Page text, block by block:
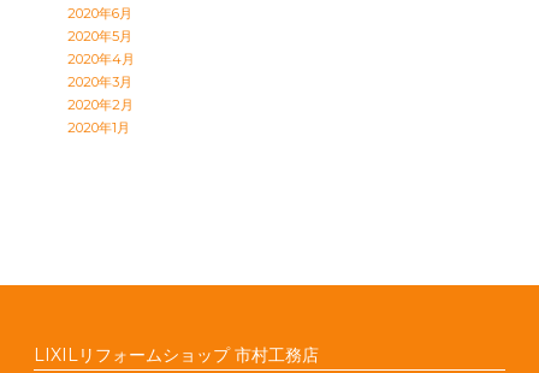
2020年6月
2020年5月
2020年4月
2020年3月
2020年2月
2020年1月
LIXILリフォームショップ 市村工務店